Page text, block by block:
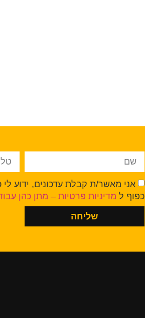
אני מאשר/ת קבלת עדכונים, ידוע
כפוף ל מדיניות פרטיות – מתן כהן
שליחה